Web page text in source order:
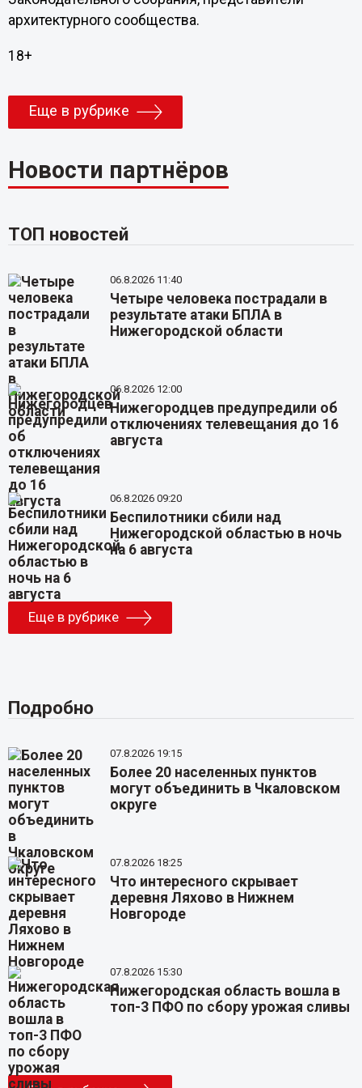
архитектурного сообщества.
18+
Еще в рубрике
Новости партнёров
ТОП новостей
06.8.2026 11:40
Четыре человека пострадали в
результате атаки БПЛА в
Нижегородской области
06.8.2026 12:00
Нижегородцев предупредили об
отключениях телевещания до 16
августа
06.8.2026 09:20
Беспилотники сбили над
Нижегородской областью в ночь
на 6 августа
Еще в рубрике
Подробно
07.8.2026 19:15
Более 20 населенных пунктов
могут объединить в Чкаловском
округе
07.8.2026 18:25
Что интересного скрывает
деревня Ляхово в Нижнем
Новгороде
07.8.2026 15:30
Нижегородская область вошла в
топ-3 ПФО по сбору урожая сливы